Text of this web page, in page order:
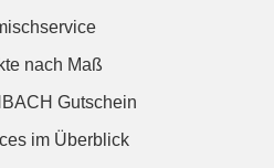
nach Maß
Gutschein
im Überblick